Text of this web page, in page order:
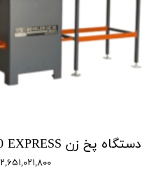
دستگاه پخ زن UZ30 EXPRESS یوروبور euroboor
۲,۶۵۱,۰۲۱,۸۰۰ تومان